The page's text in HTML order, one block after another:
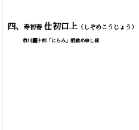
四、 寿初春仕初口上 （しぞめこうじょう）
市川團十郎「にらみ」相勤め申し候